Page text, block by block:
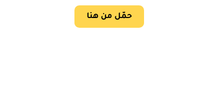
حمّل من هنا